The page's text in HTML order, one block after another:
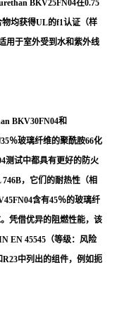
BKV25FN04在0.75
均获得UL的f1认证（样
用于室外受到水和紫外线
BKV30FN04和
％玻璃纤维的聚酰胺66化
测试中都具有更好的防火
，它们的耐热性（相
含有45％的玻璃纤
凭借优异的阻燃性能，该
EN 45545（等级：风险
中列出的组件，例如扼